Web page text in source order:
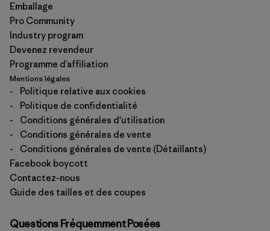
Emballage
Pro Community
Industry program
Devenez revendeur
Programme d’affiliation
Mentions légales
-
Politique relative aux cookies
-
Politique de confidentialité
-
Conditions générales d'utilisation
-
Conditions générales de vente
-
Conditions générales de vente (Détaillants)
Facebook boycott
Contactez-nous
Guide des tailles et des coupes
Questions Fréquemment Posées